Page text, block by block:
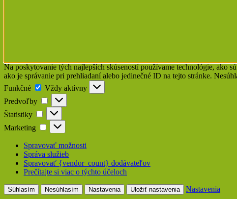
Na poskytovanie tých najlepších skúseností používame technológie, ako
ako je správanie pri prehliadaní alebo jedinečné ID na tejto stránke.
Funkčné
Funkčné
Vždy aktívny
Predvoľby
Predvoľby
Štatistiky Štatistiky
Marketing Marketing
Spravovať možnosti
Správa služieb
Spravovať {vendor_count} dodávateľov
Prečítajte si viac o týchto účeloch
Súhlasím Nesúhlasím Nastavenia Uložiť nastavenia Nastavenia